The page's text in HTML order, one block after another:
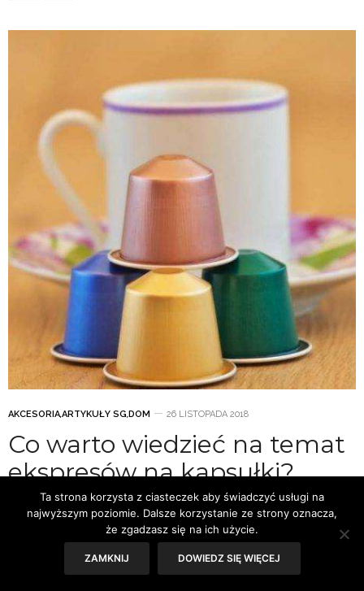
AKCESORIAARTYKUŁY SG DOM 26 LISTOPADA 2018
Co warto wiedzieć na temat
ekspresów na kapsułki?
Dzięki ekspresom do kawy każdego dnia możemy
delektować się ulubionym rodzajem kofeinowego napoju.
Jeżeli czas jego przygotowywania chcemy ograniczyć
Ta strona korzysta z ciasteczek aby świadczyć usługi na
najwyższym poziomie. Dalsze korzystanie ze strony oznacza,
że zgadzasz się na ich użycie.
ZAMKNIJ DOWIEDZ SIĘ WIĘCEJ